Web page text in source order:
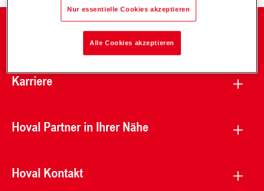
Karriere
Hoval Partner in Ihrer Nähe
Hoval Kontakt
Nur essentielle Cookies akzeptieren
Alle Cookies akzeptieren